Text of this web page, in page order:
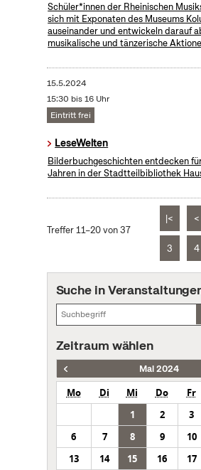
Schüler*innen der Rheinischen
sich mit Exponaten des Museums
auseinander und entwickeln darauf
musikalische und tänzerische
15.5.2024
15:30 bis 16 Uhr
Eintritt frei
LeseWelten
Bilderbuchgeschichten entdecken
Jahren in der Stadtteilbibliothek
Treffer 11–20 von 37
|< <
3 4
Suche in
Zeitraum wählen
Mai 2024
Mo Di Mi Do Fr
1
2 3
6
7 8 9 10
13
14 15 16 17